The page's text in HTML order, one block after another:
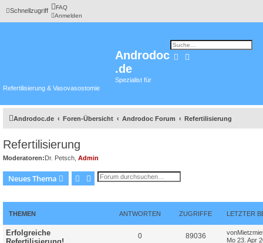
Schnellzugriff
FAQ
Anmelden
Androdoc
.de
Spezialist für
Refertilisierung & Vasovasostomie
SucheErweiterte Suche
Androdoc.de Foren-Übersicht Androdoc Forum Refertilisierung
Refertilisierung
Moderatoren:Dr. Petsch Admin
Neues Thema SucheErweiterte Suche
THEMEN ANTWORTEN ZUGRIFFE LETZTER
Erfolgreiche
0 89036 von
Mo 23. Apr